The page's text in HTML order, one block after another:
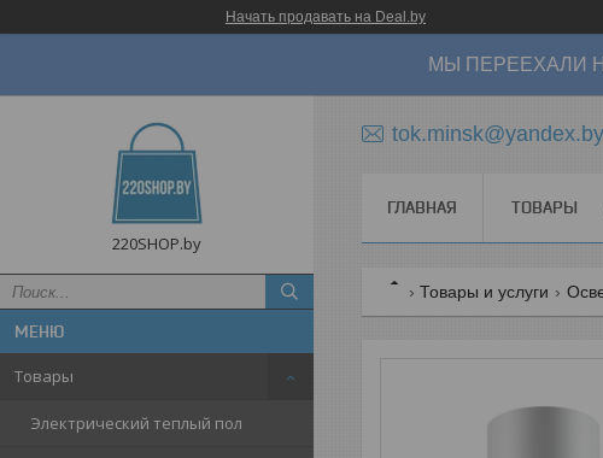
Начать продавать на Deal.by
МЫ ПЕРЕЕХАЛИ
220SHOP.by
Товары
Электрический теплый пол
tok.minsk@yandex.by
ГЛАВНАЯ ТОВАРЫ
Товары и услуги